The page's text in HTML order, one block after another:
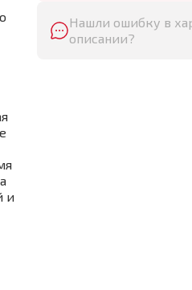
и
Нашли ошибку в
описании?